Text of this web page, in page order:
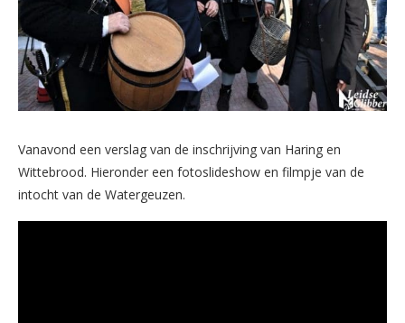
Vanavond een verslag van de inschrijving van Haring en
Wittebrood. Hieronder een fotoslideshow en filmpje van de
intocht van de Watergeuzen.